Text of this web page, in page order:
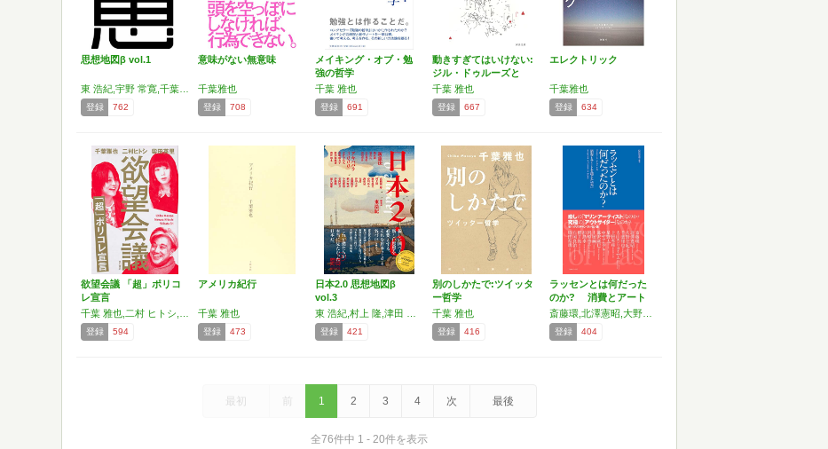
思想地図β vol.1
登録 762
意味がない無意味
千葉雅也
登録 708
メイキング・オブ・勉
強の哲学
千葉 雅也
登録 691
動きすぎてはいけない:
ジル・ドゥルーズと
生…
千葉 雅也
登録 667
エレクトリック
千葉雅也
登録 634
欲望会議 「超」ポリコ
レ宣言
登録 594
アメリカ紀行
千葉 雅也
登録 473
日本2.0 思想地図β
vol.3
登録 421
別のしかたで:ツイッタ
ー哲学
千葉 雅也
登録 416
ラッセンとは何だった
のか? 消費とアート
を…
登録 404
最初 前 1 2 3 4 次 最後
全76件中 1 - 20件を表示